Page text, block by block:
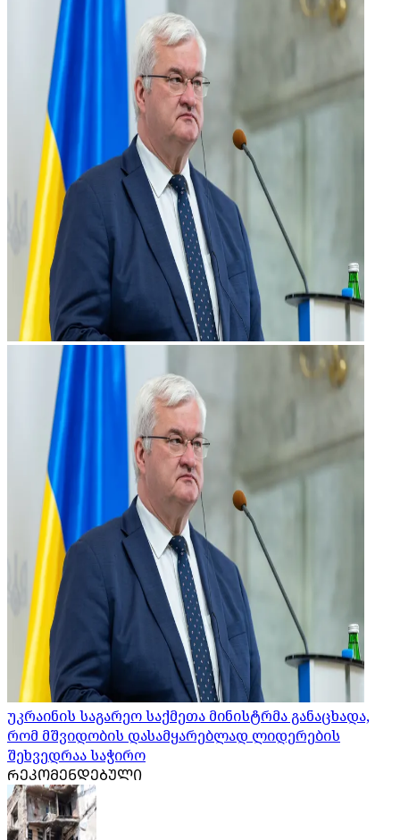
უკრაინის საგარეო საქმეთა მინისტრმა განაცხადა,
რომ მშვიდობის დასამყარებლად ლიდერების
შეხვედრაა საჭირო
ᲠᲔᲙᲝᲛᲔᲜᲓᲔᲑᲣᲚᲘ